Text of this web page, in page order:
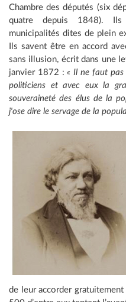
Chambre des députés (six
quatre depuis 1848).
municipalités dites de plein
Ils savent être en accord
sans illusion, écrit dans une
janvier 1872 :« Il ne faut pas
politiciens et avec eux la
souveraineté des élus de la
j'ose dire le servage de la
de leur accorder